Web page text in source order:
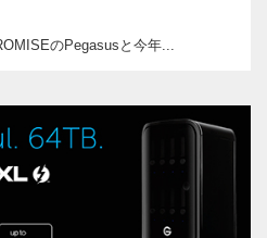
のPegasusと今年...